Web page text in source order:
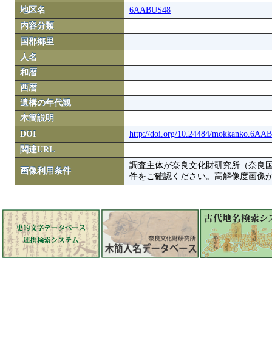
地区名
6AABUS48
内容分類
国郡郷里
人名
和暦
西暦
遺構の年代観
木簡説明
DOI
http://doi.org/10.24484/
関連URL
画像利用条件
調査主体が奈良文化財研究所（奈良
件をご確認ください。高解像度画像